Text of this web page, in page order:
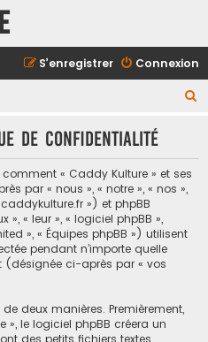
Connexion
S’enregistrer
h
de confidentialité
« Caddy Kulture » et ses
par « nous », « notre », « nos »,
») et phpBB
« leur », « logiciel phpBB »,
», « Équipes phpBB ») utilisent
pendant n’importe quelle
(désignée ci-après par « vos
deux manières. Premièrement,
», le logiciel phpBB créera un